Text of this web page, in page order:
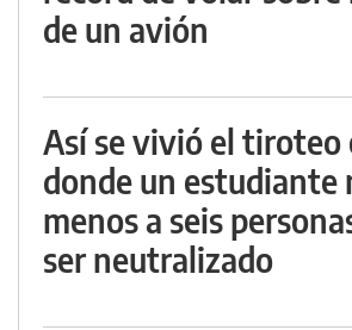
de un avión
Así se vivió el tiroteo
donde un estudiante
menos a seis
ser neutralizado